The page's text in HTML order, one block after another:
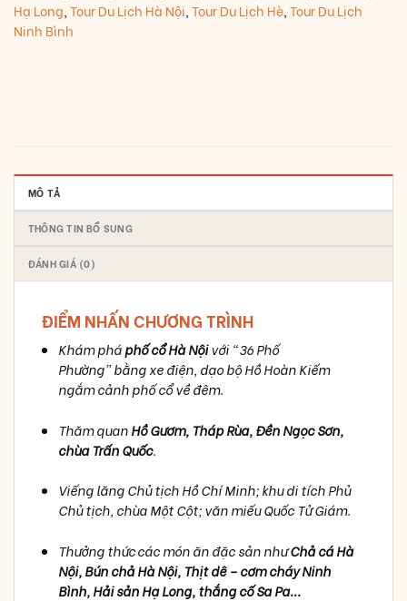
Hạ Long Tour Du Lịch Hà Nội Tour Du Lịch Hè Tour Du Lịch
Ninh Bình
MÔ TẢ
THÔNG TIN BỔ SUNG
ĐÁNH GIÁ (0)
ĐIỂM NHẤN CHƯƠNG TRÌNH
Khám pháphố cổ Hà Nộivới “36 Phố
Phường” bằng xe điện, dạo bộ Hồ Hoàn Kiếm
ngắm cảnh phố cổ về đêm.
Thăm quanHồ Gươm, Tháp Rùa, Đền Ngọc Sơn,
chùa Trấn Quốc.
Viếng lăng Chủ tịch Hồ Chí Minh; khu di tích Phủ
Chủ tịch, chùa Một Cột; văn miếu Quốc Tử Giám.
Thưởng thức các món ăn đặc sản nhưChả cá Hà
Nội, Bún chả Hà Nội, Thịt dê – cơm cháy Ninh
Bình, Hải sản Hạ Long, thắng cố Sa Pa...